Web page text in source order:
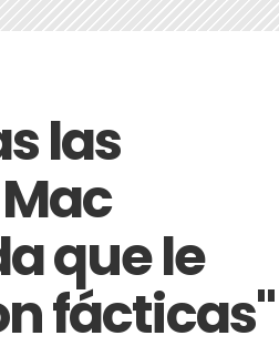
las
que le
fácticas"